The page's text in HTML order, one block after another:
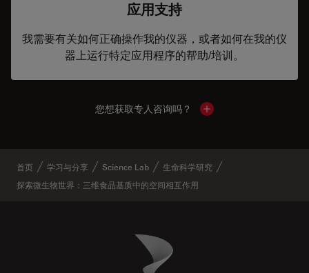
应用支持
我需要有关如何正确操作我的仪器，或者如何在我的仪
器上运行特定应用程序的帮助/培训。
您想获取专人咨询吗？ Show local contacts
首页 学习与分享 Science Lab
生命科学研究
探索微生物世界：三维食品基质中的空间相互作用
Danaher Logo